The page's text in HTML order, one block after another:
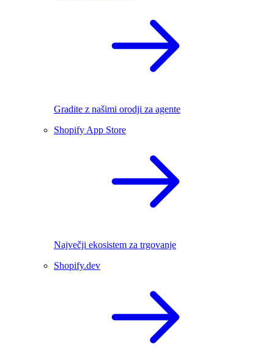
Gradite z našimi orodji za agente
Shopify App Store
Največji ekosistem za trgovanje
Shopify.dev